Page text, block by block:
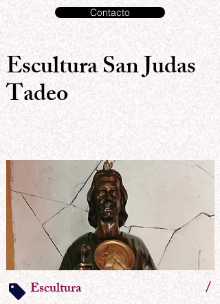
Contacto
Escultura San Judas
Tadeo
Escultura /